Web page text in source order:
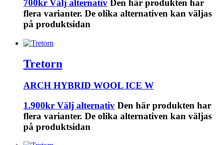
700kr Välj alternativ Den här produkten har
flera varianter. De olika alternativen kan väljas
på produktsidan
Tretorn
ARCH HYBRID WOOL ICE W
1.900kr Välj alternativ Den här produkten har
flera varianter. De olika alternativen kan väljas
på produktsidan